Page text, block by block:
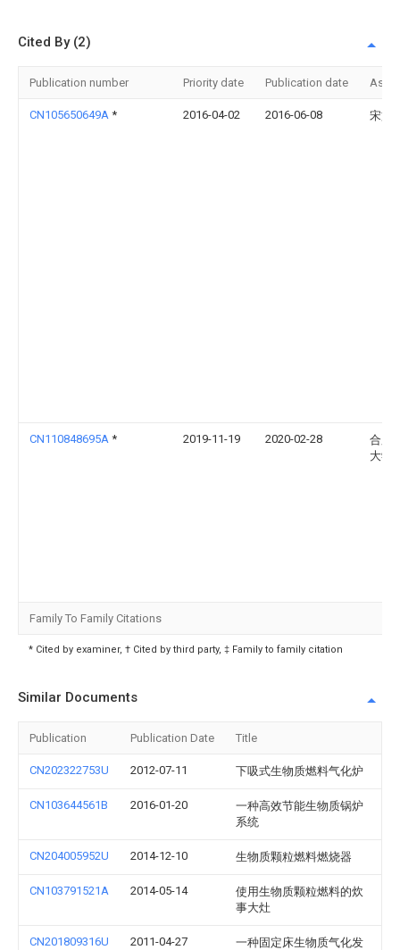
Cited By (2)
Publication number Priority date Publication date
CN105650649A * 2016-04-02 2016-06-08 宋文
CN110848695A * 2019-11-19 2020-02-28
合肥
大学
Family To Family Citations
* Cited by examiner, † Cited by third party, ‡ Family to family citation
Similar Documents
Publication Publication Date Title
CN202322753U 2012-07-11 下吸式生物质燃料气化炉
CN103644561B 2016-01-20
一种高效节能生物质锅炉
系统
CN204005952U 2014-12-10 生物质颗粒燃料燃烧器
CN103791521A 2014-05-14
使用生物质颗粒燃料的炊
事大灶
CN201809316U 2011-04-27
一种固定床生物质气化发